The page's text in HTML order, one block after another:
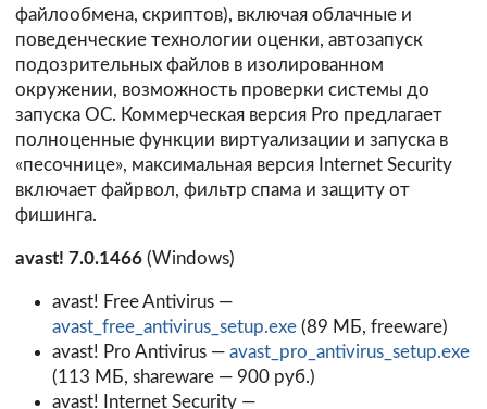
файлообмена, скриптов), включая облачные и
поведенческие технологии оценки, автозапуск
подозрительных файлов в изолированном
окружении, возможность проверки системы до
запуска ОС. Коммерческая версия Pro предлагает
полноценные функции виртуализации и запуска в
«песочнице», максимальная версия Internet Security
включает файрвол, фильтр спама и защиту от
фишинга.
avast! 7.0.1466 (Windows)
avast! Free Antivirus —
avast_free_antivirus_setup.exe(89 МБ, freeware)
avast! Pro Antivirus — avast_pro_antivirus_setup.exe
(113 МБ, shareware — 900 руб.)
avast! Internet Security —